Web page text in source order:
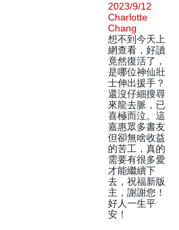
2023/9/12
Charlotte
Chang
想不到今天上
網查看，好讀
竟然復活了，
是哪位神仙壯
士伸出援手？
還沒仔細搜尋
來龍去脈，已
喜極而泣。這
嘉惠眾多書友
但卻無啥收益
的苦工，真的
需要有很多愛
才能繼續下
去，祝福新版
主，謝謝您！
好人一生平
安！